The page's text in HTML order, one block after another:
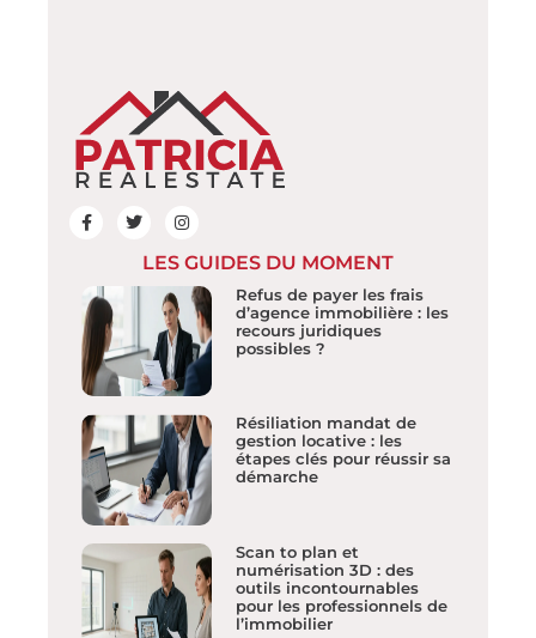
LES GUIDES DU MOMENT
Refus de payer les frais
d’agence immobilière : les
recours juridiques
possibles ?
Résiliation mandat de
gestion locative : les
étapes clés pour réussir sa
démarche
Scan to plan et
numérisation 3D : des
outils incontournables
pour les professionnels de
l’immobilier